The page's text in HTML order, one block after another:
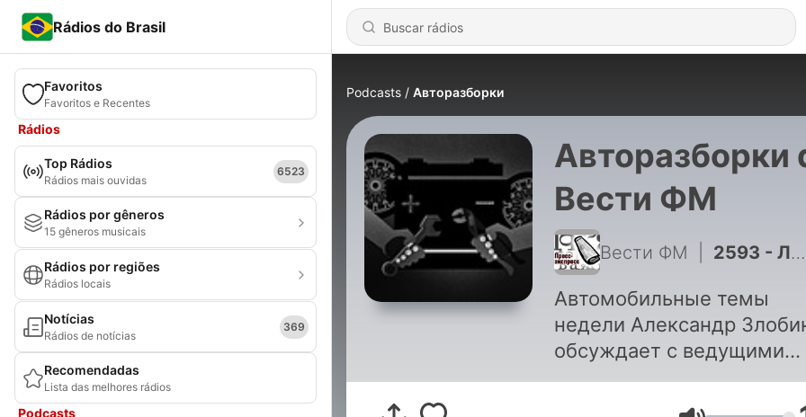
Rádios do Brasil
Favoritos
Favoritos e Recentes
Rádios
Top Rádios
Rádios mais ouvidas
6523
Rádios por gêneros
15 gêneros musicais
Rádios por regiões
Rádios locais
Notícias
Rádios de notícias
369
Recomendadas
Lista das melhores rádios
Podcasts
Podcasts Авторазборки
Авторазборки
Вести ФМ
Вести ФМ 2593 - Лёд тронулся и в нашем гражданском обществе!
Автомобильные темы
недели Александр
обсуждает с ведущими
автоэкспертами страны.
воскресеньям в 9 утра.